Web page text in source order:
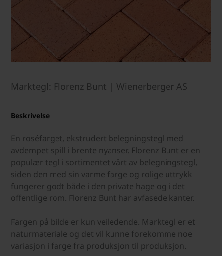
Marktegl: Florenz Bunt | Wienerberger AS
Beskrivelse
En roséfarget, ekstrudert belegningstegl med
avdempet spill i brente nyanser. Florenz Bunt er en
populær tegl i sortimentet vårt av belegningstegl,
siden den med sin varme farge og rolige uttrykk
fungerer godt både i den private hage og i det
offentlige rom. Florenz Bunt har avfasede kanter.
Fargen på bilde er kun veiledende. Marktegl er et
naturmateriale og det vil kunne forekomme noe
variasjon i farge fra produksjon til produksjon.